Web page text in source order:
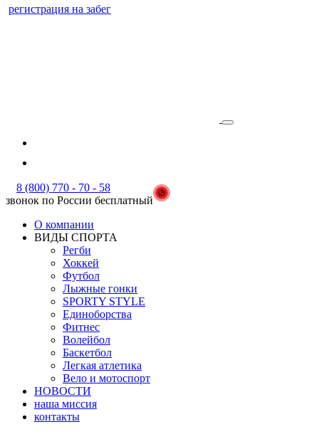
регистрация на забег
8 (800) 770 - 70 - 58
звонок по России бесплатный
О компании
ВИДЫ СПОРТА
Регби
Хоккей
Футбол
Лыжные гонки
SPORTY STYLE
Единоборства
Фитнес
Волейбол
Баскетбол
Легкая атлетика
Вело и мотоспорт
НОВОСТИ
наша миссия
контакты